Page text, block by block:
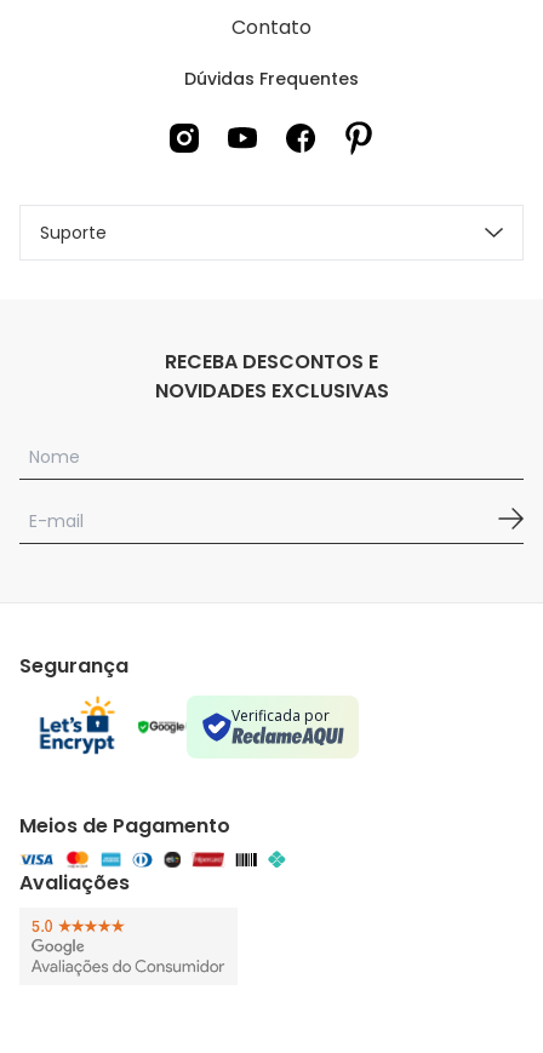
Contato
Dúvidas Frequentes
Suporte
RECEBA DESCONTOS E
NOVIDADES EXCLUSIVAS
Segurança
Verificada por
Meios de Pagamento
Avaliações